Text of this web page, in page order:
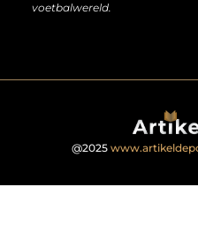
voetbalwereld.
@2025